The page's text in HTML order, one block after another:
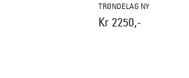
TRØNDELAG NY
Kr 2250,-